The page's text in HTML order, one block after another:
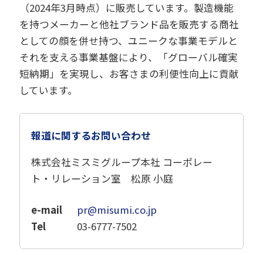
（2024年3月時点）に販売しています。製造機能
を持つメーカーと他社ブランド品を販売する商社
としての顔を併せ持つ、ユニークな事業モデルと
それを支える事業基盤により、「グローバル確実
短納期」を実現し、お客さまの利便性向上に貢献
しています。
報道に関するお問い合わせ
株式会社ミスミグループ本社 コーポレー
ト・リレーション室 松原 小庭
e-mail
pr@misumi.co.jp
Tel
03-6777-7502